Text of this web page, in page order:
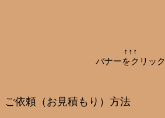
↑↑↑
バナーをクリック
ご依頼（お見積もり）方法